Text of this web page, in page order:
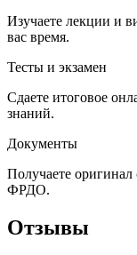
Изучаете лекции и
вас время.
Тесты и экзамен
Сдаете итоговое
знаний.
Документы
Получаете
ФРДО.
Отзывы